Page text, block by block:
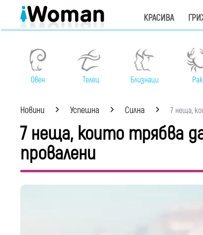
КРАСИВА
Овен Телец Близнаци Рак
Новини Успешна Силна 7 неща,
7 неща, които трябва
провалени